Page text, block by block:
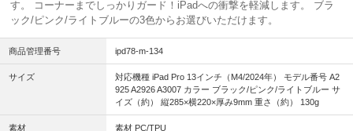
す。 コーナーまでしっかりガード！iPadへの衝撃を軽減します。 ブラ
ック/ピンク/ライトブルーの3色からお選びいただけます。
商品管理番号 ipd78-m-134
サイズ
対応機種 iPad Pro 13インチ（M4/2024年） モデル番号 A2
925 A2926 A3007 カラー ブラック/ピンク/ライトブルー サ
イズ（約） 縦285×横220×厚み9mm 重さ（約） 130g
素材 素材 PC/TPU